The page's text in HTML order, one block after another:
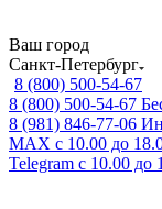
Ваш город
Санкт-Петербург
8 (800) 500-54-67
8 (800) 500-54-67
8 (981) 846-77-06
MAX с 10.00 до
Telegram с 10.00 до